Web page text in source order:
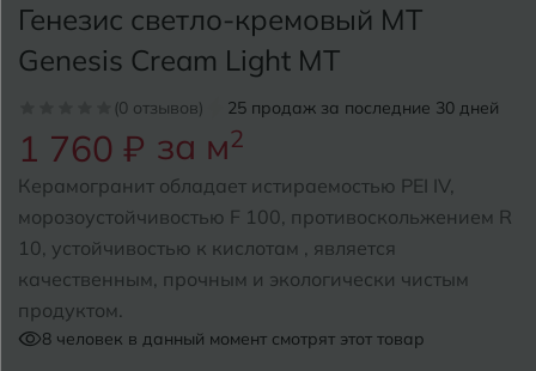
Генезис светло-кремовый MT
Genesis Cream Light MT
(0 отзывов) 25 продаж за последние 30 дней
1 760 ₽ за м2
Керамогранит обладает истираемостью PEI IV,
морозоустойчивостью F 100, противоскольжением R
10, устойчивостью к кислотам , является
качественным, прочным и экологически чистым
продуктом.
8 человек в данный момент смотрят этот товар
Анапа
Б Барнаул
Белгород
Белореченск
Боровичи
Псков
Ростов-на-Дону